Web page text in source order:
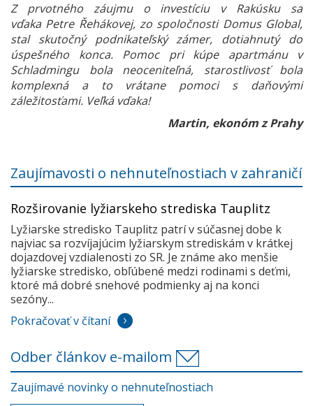
Z prvotného záujmu o investíciu v Rakúsku sa
vďaka Petre Řehákovej, zo spoločnosti Domus Global,
stal skutočný podnikateľský zámer, dotiahnutý do
úspešného konca. Pomoc pri kúpe apartmánu v
Schladmingu bola neoceniteľná, starostlivosť bola
komplexná a to vrátane pomoci s daňovými
záležitosťami. Veľká vďaka!
Martin, ekonóm z Prahy
Zaujímavosti o nehnuteľnostiach v zahraničí
Rozširovanie lyžiarskeho strediska Tauplitz
Lyžiarske stredisko Tauplitz patrí v súčasnej dobe k
najviac sa rozvíjajúcim lyžiarskym strediskám v krátkej
dojazdovej vzdialenosti zo SR. Je známe ako menšie
lyžiarske stredisko, obľúbené medzi rodinami s deťmi,
ktoré má dobré snehové podmienky aj na konci
sezóny...
Pokračovať v čítaní
Odber článkov e-mailom
Zaujímavé novinky o nehnuteľnostiach